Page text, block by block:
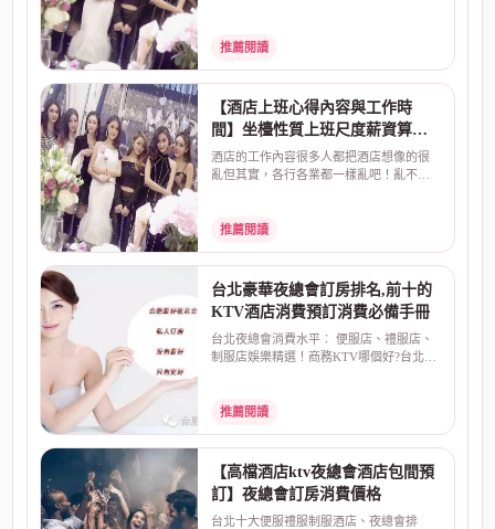
推薦閱讀
【酒店上班心得內容與工作時
間】坐檯性質上班尺度薪資算法
介紹
酒店的工作內容很多人都把酒店想像的很
亂但其實，各行各業都一樣亂吧！亂不亂
推薦閱讀
台北豪華夜總會訂房排名,前十的
KTV酒店消費預訂消費必備手冊
台北夜總會消費水平︰ 便服店、禮服店、
制服店娛樂精選！商務KTV哪個好?台北最
推薦閱讀
【高檔酒店ktv夜總會酒店包間預
訂】夜總會訂房消費價格
台北十大便服禮服制服酒店、夜總會排